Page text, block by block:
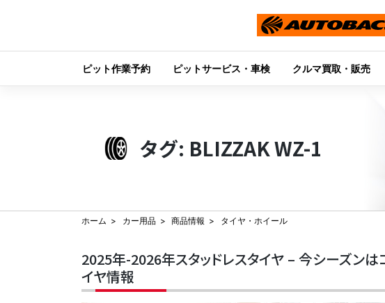
ピット作業予約 ピットサービス・車検 クルマ買取・販売
タグ: BLIZZAK WZ-1
ホーム カー用品 商品情報 タイヤ・ホイール
2025年-2026年スタッドレスタイヤ – 今シーズンは
イヤ情報